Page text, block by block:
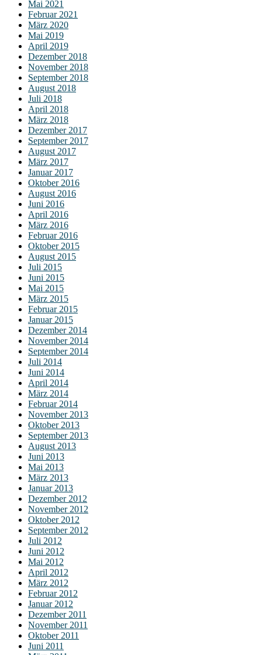
Mai 2021
Februar 2021
März 2020
Mai 2019
April 2019
Dezember 2018
November 2018
September 2018
August 2018
Juli 2018
April 2018
März 2018
Dezember 2017
September 2017
August 2017
März 2017
Januar 2017
Oktober 2016
August 2016
Juni 2016
April 2016
März 2016
Februar 2016
Oktober 2015
August 2015
Juli 2015
Juni 2015
Mai 2015
März 2015
Februar 2015
Januar 2015
Dezember 2014
November 2014
September 2014
Juli 2014
Juni 2014
April 2014
März 2014
Februar 2014
November 2013
Oktober 2013
September 2013
August 2013
Juni 2013
Mai 2013
März 2013
Januar 2013
Dezember 2012
November 2012
Oktober 2012
September 2012
Juli 2012
Juni 2012
Mai 2012
April 2012
März 2012
Februar 2012
Januar 2012
Dezember 2011
November 2011
Oktober 2011
Juni 2011